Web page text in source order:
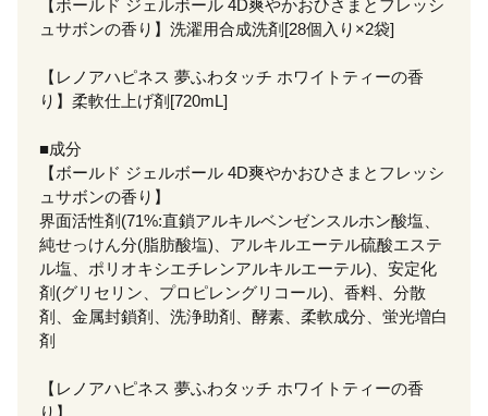
【ボールド ジェルボール 4D爽やかおひさまとフレッシ
ュサボンの香り】洗濯用合成洗剤[28個入り×2袋]
【レノアハピネス 夢ふわタッチ ホワイトティーの香
り】柔軟仕上げ剤[720mL]
■成分
【ボールド ジェルボール 4D爽やかおひさまとフレッシ
ュサボンの香り】
界面活性剤(71%:直鎖アルキルベンゼンスルホン酸塩、
純せっけん分(脂肪酸塩)、アルキルエーテル硫酸エステ
ル塩、ポリオキシエチレンアルキルエーテル)、安定化
剤(グリセリン、プロピレングリコール)、香料、分散
剤、金属封鎖剤、洗浄助剤、酵素、柔軟成分、蛍光増白
剤
【レノアハピネス 夢ふわタッチ ホワイトティーの香
り】